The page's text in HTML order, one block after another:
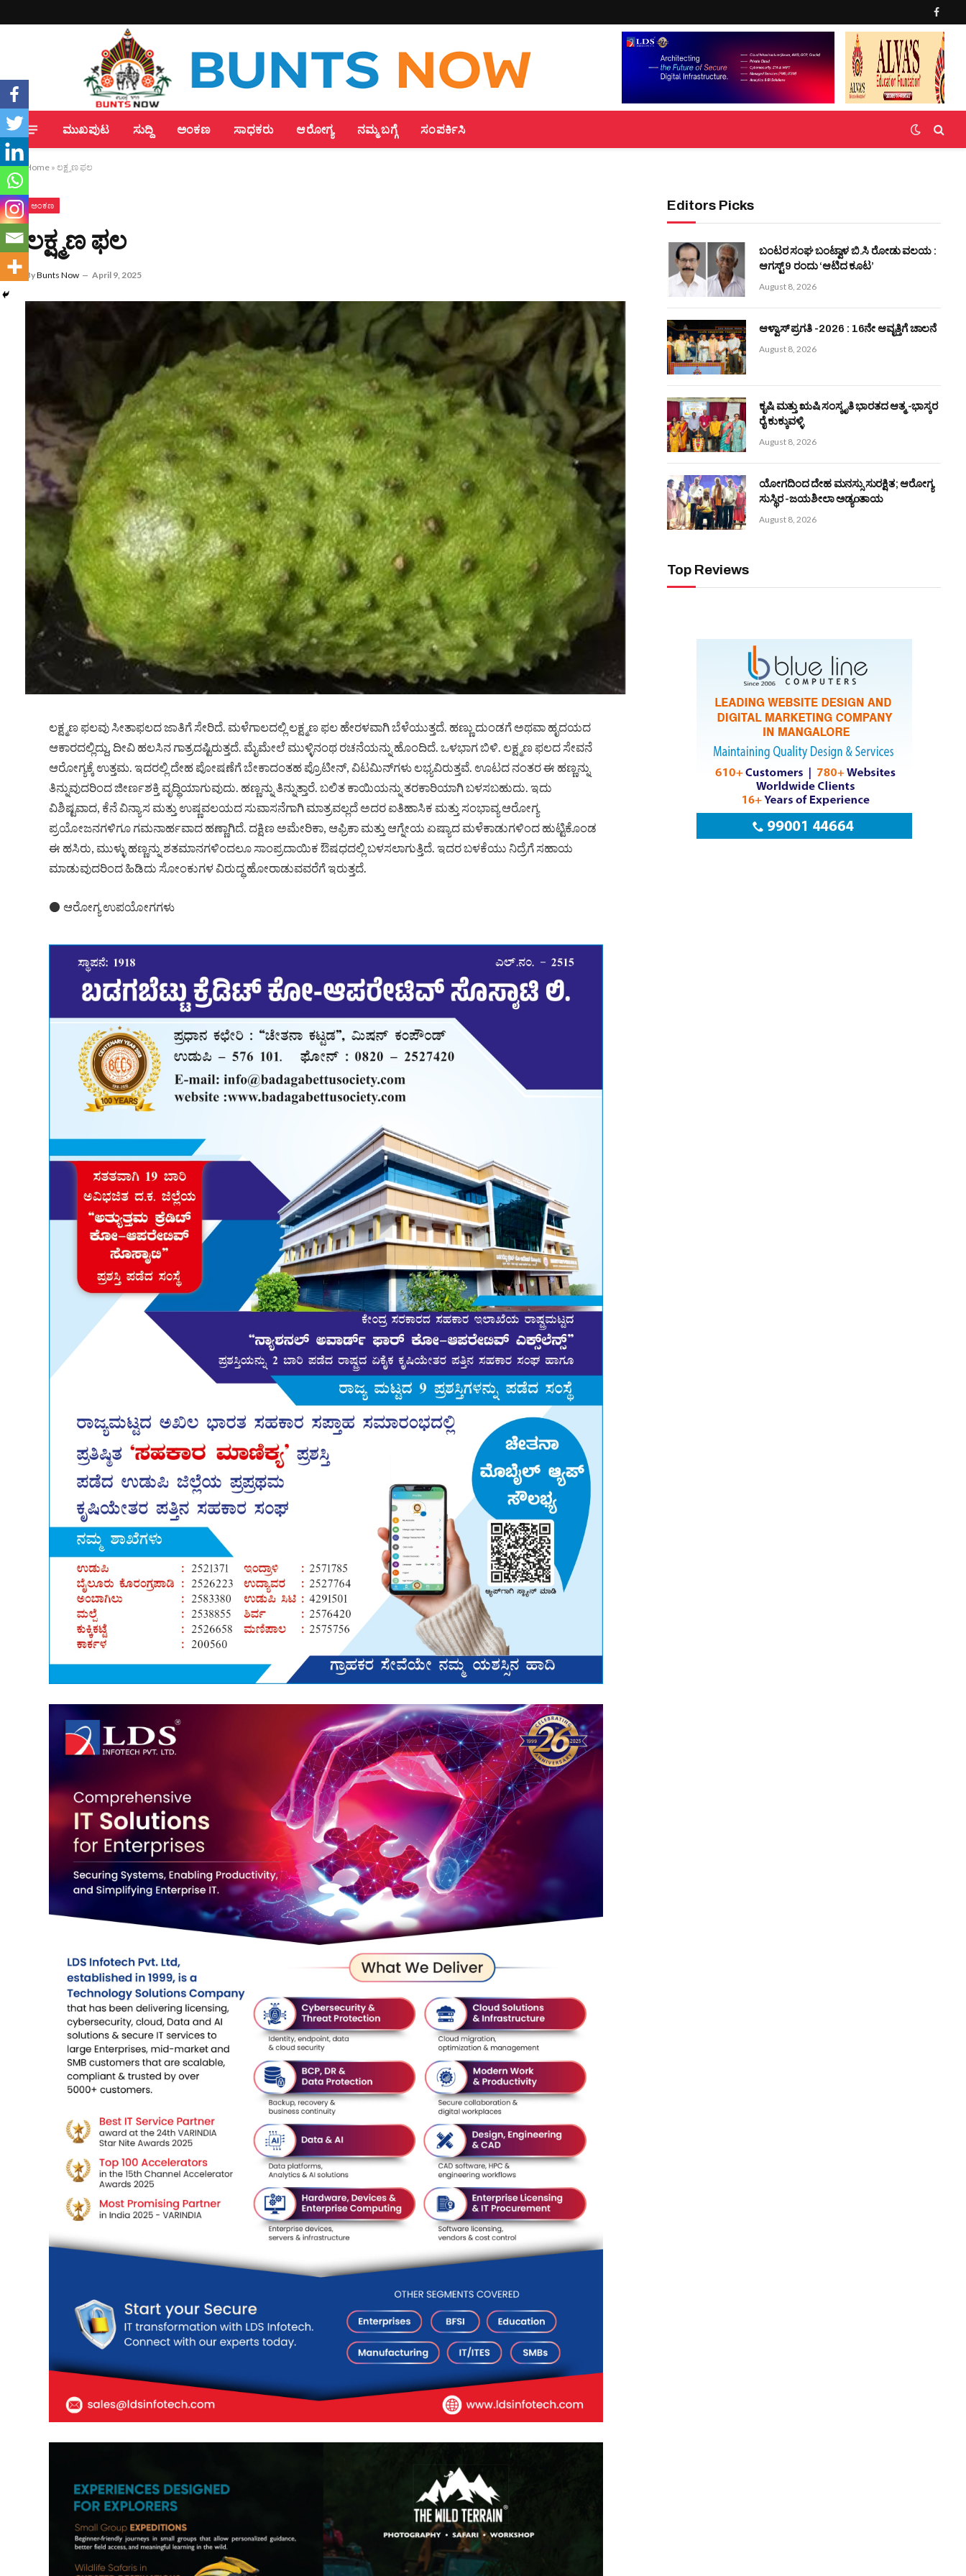
ಮುಖಪುಟ ಸುದ್ದಿ ಅಂಕಣ ಸಾಧಕರು ಆರೋಗ್ಯ ನಮ್ಮ ಬಗ್ಗೆ ಸಂಪರ್ಕಿಸಿ
Home » ಲಕ್ಷ್ಮಣ ಫಲ
ಅಂಕಣ
ಲಕ್ಷ್ಮಣ ಫಲ
ByBunts Now April 9, 2025
ಲಕ್ಷ್ಮಣ ಫಲವು ಸೀತಾಫಲದ ಜಾತಿಗೆ ಸೇರಿದೆ. ಮಳೆಗಾಲದಲ್ಲಿ ಲಕ್ಷ್ಮಣ ಫಲ ಹೇರಳವಾಗಿ ಬೆಳೆಯುತ್ತದೆ. ಹಣ್ಣು ದುಂಡಗೆ ಅಥವಾ ಹೃದಯದ
ಆಕಾರದಲ್ಲಿದ್ದು, ದೀವಿ ಹಲಸಿನ ಗಾತ್ರದಷ್ಟಿರುತ್ತದೆ. ಮೈಮೇಲೆ ಮುಳ್ಳಿನಂಥ ರಚನೆಯನ್ನು ಹೊಂದಿದೆ. ಒಳಭಾಗ ಬಿಳಿ. ಲಕ್ಷ್ಮಣ ಫಲದ ಸೇವನೆ
ಆರೋಗ್ಯಕ್ಕೆ ಉತ್ತಮ. ಇದರಲ್ಲಿ ದೇಹ ಪೋಷಣೆಗೆ ಬೇಕಾದಂತಹ ಪ್ರೊಟೀನ್‌, ವಿಟಮಿನ್‌ಗಳು ಲಭ್ಯವಿರುತ್ತವೆ. ಊಟದ ನಂತರ ಈ ಹಣ್ಣನ್ನು
ತಿನ್ನುವುದರಿಂದ ಜೀರ್ಣಶಕ್ತಿ ವೃದ್ಧಿಯಾಗುವುದು. ಹಣ್ಣನ್ನು ತಿನ್ನುತ್ತಾರೆ. ಬಲಿತ ಕಾಯಿಯನ್ನು ತರಕಾರಿಯಾಗಿ ಬಳಸಬಹುದು. ಇದು
ವಿಶಿಷ್ಟವಾದ, ಕೆನೆ ವಿನ್ಯಾಸ ಮತ್ತು ಉಷ್ಣವಲಯದ ಸುವಾಸನೆಗಾಗಿ ಮಾತ್ರವಲ್ಲದೆ ಅದರ ಐತಿಹಾಸಿಕ ಮತ್ತು ಸಂಭಾವ್ಯ ಆರೋಗ್ಯ
ಪ್ರಯೋಜನಗಳಿಗೂ ಗಮನಾರ್ಹವಾದ ಹಣ್ಣಾಗಿದೆ. ದಕ್ಷಿಣ ಅಮೇರಿಕಾ, ಆಫ್ರಿಕಾ ಮತ್ತು ಆಗ್ನೇಯ ಏಷ್ಯಾದ ಮಳೆಕಾಡುಗಳಿಂದ ಹುಟ್ಟಿಕೊಂಡ
ಈ ಹಸಿರು, ಮುಳ್ಳು ಹಣ್ಣನ್ನು ಶತಮಾನಗಳಿಂದಲೂ ಸಾಂಪ್ರದಾಯಿಕ ಔಷಧದಲ್ಲಿ ಬಳಸಲಾಗುತ್ತಿದೆ. ಇದರ ಬಳಕೆಯು ನಿದ್ರೆಗೆ ಸಹಾಯ
ಮಾಡುವುದರಿಂದ ಹಿಡಿದು ಸೋಂಕುಗಳ ವಿರುದ್ಧ ಹೋರಾಡುವವರೆಗೆ ಇರುತ್ತದೆ.
⚫ ಆರೋಗ್ಯ ಉಪಯೋಗಗಳು
Editors Picks
ಬಂಟರ ಸಂಘ ಬಂಟ್ವಾಳ ಬಿ.ಸಿ ರೋಡು ವಲಯ :
ಆಗಸ್ಟ್ 9 ರಂದು ‘ಆಟಿದ ಕೂಟ’
August 8, 2026
ಆಳ್ವಾಸ್ ಪ್ರಗತಿ -2026 : 16ನೇ ಆವೃತ್ತಿಗೆ ಚಾಲನೆ
August 8, 2026
ಕೃಷಿ ಮತ್ತು ಋಷಿ ಸಂಸ್ಕೃತಿ ಭಾರತದ ಆತ್ಮ -ಭಾಸ್ಕರ
ರೈ ಕುಕ್ಕುವಳ್ಳಿ
August 8, 2026
ಯೋಗದಿಂದ ದೇಹ ಮನಸ್ಸು ಸುರಕ್ಷಿತ; ಆರೋಗ್ಯ
ಸುಸ್ಥಿರ -ಜಯಶೀಲಾ ಅಡ್ಯoತಾಯ
August 8, 2026
Top Reviews